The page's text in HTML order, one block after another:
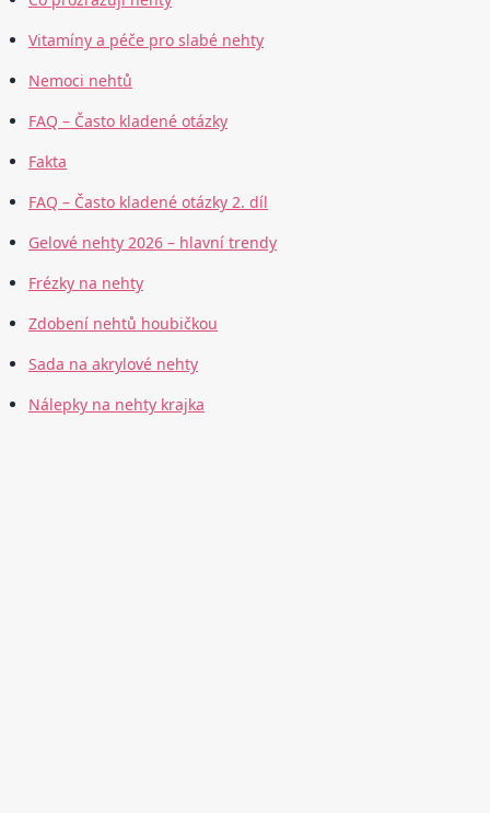
Vitamíny a péče pro slabé nehty
Nemoci nehtů
FAQ – Často kladené otázky
Fakta
FAQ – Často kladené otázky 2. díl
Gelové nehty 2026 – hlavní trendy
Frézky na nehty
Zdobení nehtů houbičkou
Sada na akrylové nehty
Nálepky na nehty krajka